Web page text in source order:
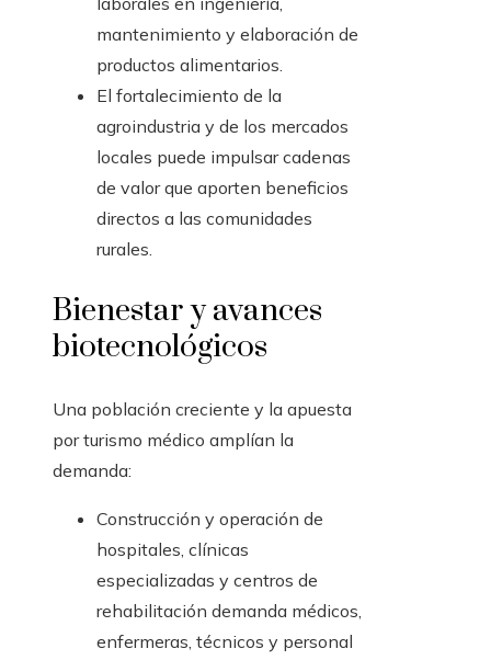
mantenimiento y elaboración de
productos alimentarios.
El fortalecimiento de la
agroindustria y de los mercados
locales puede impulsar cadenas
de valor que aporten beneficios
directos a las comunidades
rurales.
Bienestar y avances
biotecnológicos
Una población creciente y la apuesta
por turismo médico amplían la
demanda:
Construcción y operación de
hospitales, clínicas
especializadas y centros de
rehabilitación demanda médicos,
enfermeras, técnicos y personal